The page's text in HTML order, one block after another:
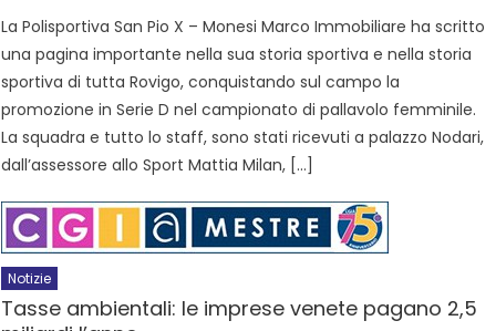
La Polisportiva San Pio X – Monesi Marco Immobiliare ha scritto
una pagina importante nella sua storia sportiva e nella storia
sportiva di tutta Rovigo, conquistando sul campo la
promozione in Serie D nel campionato di pallavolo femminile.
La squadra e tutto lo staff, sono stati ricevuti a palazzo Nodari,
dall’assessore allo Sport Mattia Milan, […]
Notizie
Tasse ambientali: le imprese venete pagano 2,5